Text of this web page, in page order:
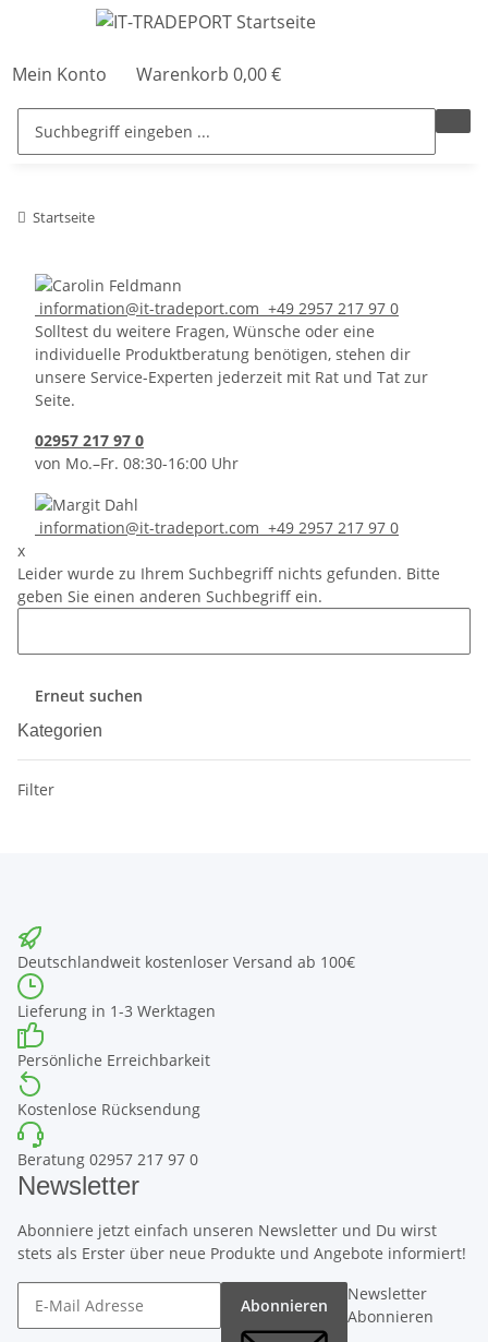
Mein Konto Warenkorb 0,00 €
Startseite
information@it-tradeport.com +49 2957 217 97 0
Solltest du weitere Fragen, Wünsche oder eine
individuelle Produktberatung benötigen, stehen dir
unsere Service-Experten jederzeit mit Rat und Tat zur
Seite.
02957 217 97 0
von Mo.–Fr. 08:30-16:00 Uhr
information@it-tradeport.com +49 2957 217 97 0
x
Leider wurde zu Ihrem Suchbegriff nichts gefunden. Bitte
geben Sie einen anderen Suchbegriff ein.
Erneut suchen
Kategorien
Filter
Deutschlandweit kostenloser Versand ab 100€
Lieferung in 1-3 Werktagen
Persönliche Erreichbarkeit
Kostenlose Rücksendung
Beratung 02957 217 97 0
Newsletter
Abonniere jetzt einfach unseren Newsletter und Du wirst
stets als Erster über neue Produkte und Angebote informiert!
Abonnieren
Newsletter
Abonnieren